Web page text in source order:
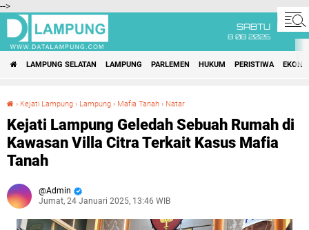
-->
SABTU
8 08 2026
LAMPUNG SELATAN LAMPUNG PARLEMEN HUKUM PERISTIWA
› Kejati Lampung › Lampung › Mafia Tanah › Natar
Kejati Lampung Geledah Sebuah Rumah di
Kawasan Villa Citra Terkait Kasus Mafia
Tanah
Admin
Jumat, 24 Januari 2025, 13:46 WIB